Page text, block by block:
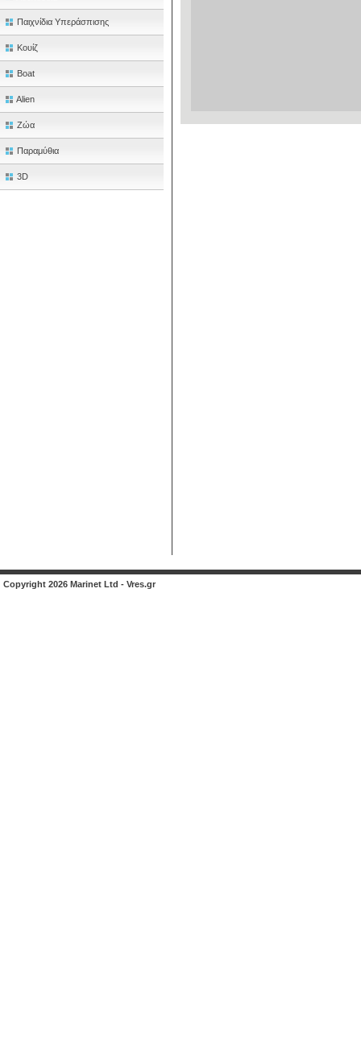
Παιχνίδια Υπεράσπισης
Κουίζ
Boat
Alien
Ζώα
Παραμύθια
3D
Copyright 2026 Marinet Ltd - Vres.gr